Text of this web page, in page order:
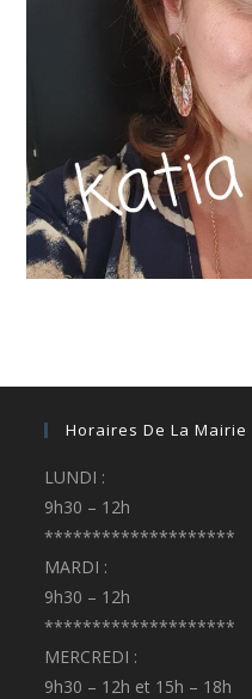
Horaires De La Mairie
LUNDI :
9h30 – 12h
********************
MARDI :
9h30 – 12h
********************
MERCREDI :
9h30 – 12h et 15h – 18h